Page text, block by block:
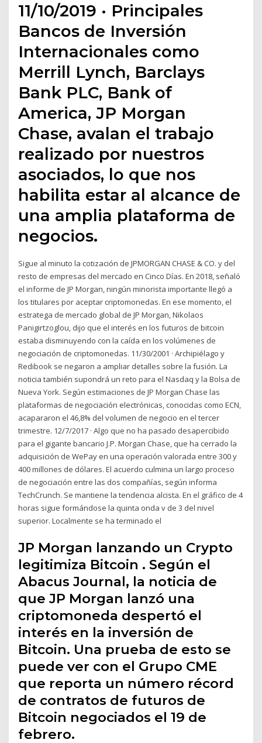
11/10/2019 · Principales
Bancos de Inversión
Internacionales como
Merrill Lynch, Barclays
Bank PLC, Bank of
America, JP Morgan
Chase, avalan el trabajo
realizado por nuestros
asociados, lo que nos
habilita estar al alcance de
una amplia plataforma de
negocios.
Sigue al minuto la cotización de JPMORGAN CHASE & CO. y del
resto de empresas del mercado en Cinco Días. En 2018, señaló
el informe de JP Morgan, ningún minorista importante llegó a
los titulares por aceptar criptomonedas. En ese momento, el
estratega de mercado global de JP Morgan, Nikolaos
Panigirtzoglou, dijo que el interés en los futuros de bitcoin
estaba disminuyendo con la caída en los volúmenes de
negociación de criptomonedas. 11/30/2001 · Archipiélago y
Redibook se negaron a ampliar detalles sobre la fusión. La
noticia también supondrá un reto para el Nasdaq y la Bolsa de
Nueva York. Según estimaciones de JP Morgan Chase las
plataformas de negociación electrónicas, conocidas como ECN,
acapararon el 46,8% del volumen de negocio en el tercer
trimestre. 12/7/2017 · Algo que no ha pasado desapercibido
para el gigante bancario J.P. Morgan Chase, que ha cerrado la
adquisición de WePay en una operación valorada entre 300 y
400 millones de dólares. El acuerdo culmina un largo proceso
de negociación entre las dos compañías, según informa
TechCrunch. Se mantiene la tendencia alcista. En el gráfico de 4
horas sigue formándose la quinta onda v de 3 del nivel
superior. Localmente se ha terminado el
JP Morgan lanzando un Crypto
legitimiza Bitcoin . Según el
Abacus Journal, la noticia de
que JP Morgan lanzó una
criptomoneda despertó el
interés en la inversión de
Bitcoin. Una prueba de esto se
puede ver con el Grupo CME
que reporta un número récord
de contratos de futuros de
Bitcoin negociados el 19 de
febrero.